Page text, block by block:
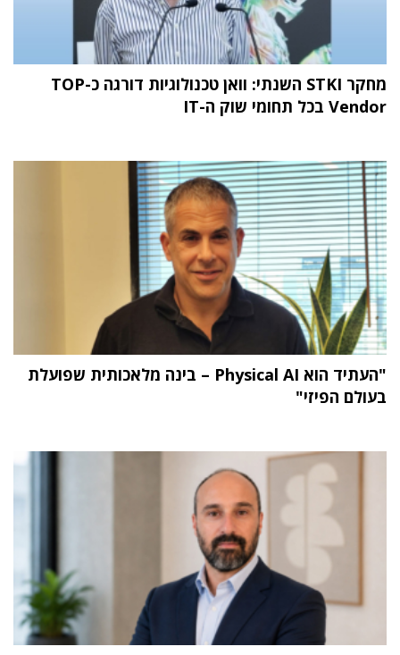
מחקר STKI השנתי: וואן טכנולוגיות דורגה כ-TOP
Vendor בכל תחומי שוק ה-IT
"העתיד הוא Physical AI – בינה מלאכותית שפועלת
בעולם הפיזי"